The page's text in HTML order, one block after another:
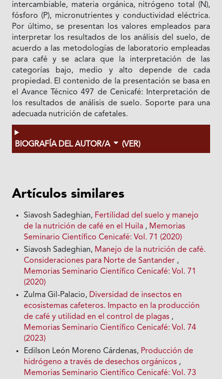
intercambiable, materia orgánica, nitrógeno total (N),
fósforo (P), micronutrientes y conductividad eléctrica.
Por último, se presentan los valores empleados para
interpretar los resultados de los análisis del suelo, de
acuerdo a las metodologías de laboratorio empleadas
para café y se aclara que la interpretación de las
categorías bajo, medio y alto depende de cada
propiedad. El contenido de la presentación se basa en
el Avance Técnico 497 de Cenicafé: Interpretación de
los resultados de análisis de suelo. Soporte para una
adecuada nutrición de cafetales.
BIOGRAFÍA DEL AUTOR/A (VER)
Artículos similares
Siavosh Sadeghian, Fertilidad del suelo y manejo
de la nutrición de café en el Huila , Memorias
Seminario Científico Cenicafé: Vol. 71 (2020)
Siavosh Sadeghian, Manejo de la nutrición de café.
Consideraciones para Norte de Santander ,
Memorias Seminario Científico Cenicafé: Vol. 71
(2020)
Zulma Gil-Palacio, Diversidad de insectos en
ecosistemas cafeteros. Impacto en la producción
de café y utilidad en el control de plagas ,
Memorias Seminario Científico Cenicafé: Vol. 74
(2023)
Edilson León Moreno Cárdenas, Producción de
hidrógeno a través de desechos orgánicos ,
Memorias Seminario Científico Cenicafé: Vol. 73